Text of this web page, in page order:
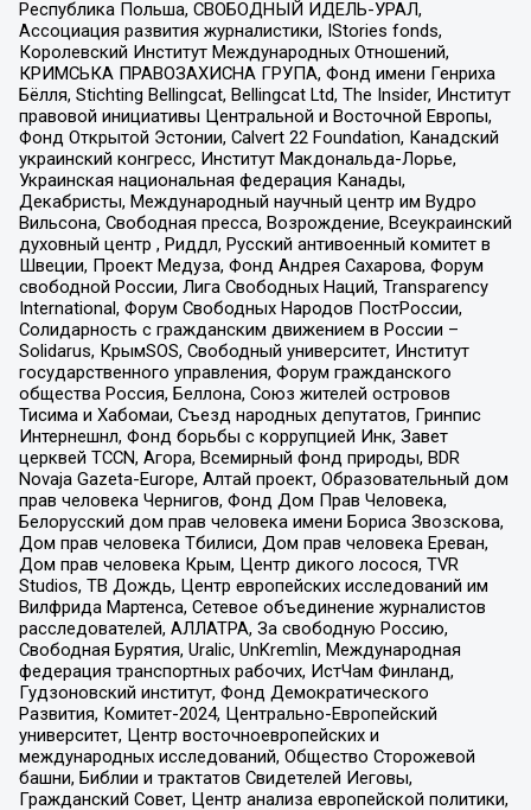
Республика Польша, СВОБОДНЫЙ ИДЕЛЬ-УРАЛ,
Ассоциация развития журналистики, IStories fonds,
Королевский Институт Международных Отношений,
КРИМСЬКА ПРАВОЗАХИСНА ГРУПА, Фонд имени Генриха
Бёлля, Stichting Bellingcat, Bellingcat Ltd, The Insider, Институт
правовой инициативы Центральной и Восточной Европы,
Фонд Открытой Эстонии, Calvert 22 Foundation, Канадский
украинский конгресс, Институт Макдональда-Лорье,
Украинская национальная федерация Канады,
Декабристы, Международный научный центр им Вудро
Вильсона, Свободная пресса, Возрождение, Всеукраинский
духовный центр , Риддл, Русский антивоенный комитет в
Швеции, Проект Медуза, Фонд Андрея Сахарова, Форум
свободной России, Лига Свободных Наций, Transparеncy
International, Форум Свободных Народов ПостРоссии,
Солидарность с гражданским движением в России –
Solidarus, КрымSOS, Свободный университет, Институт
государственного управления, Форум гражданского
общества Россия, Беллона, Союз жителей островов
Тисима и Хабомаи, Съезд народных депутатов, Гринпис
Интернешнл, Фонд борьбы с коррупцией Инк, Завет
церквей TCCN, Агора, Всемирный фонд природы, BDR
Novaja Gazeta-Europe, Алтай проект, Образовательный дом
прав человека Чернигов, Фонд Дом Прав Человека,
Белорусский дом прав человека имени Бориса Звозскова,
Дом прав человека Тбилиси, Дом прав человека Ереван,
Дом прав человека Крым, Центр дикого лосося, TVR
Studios, ТВ Дождь, Центр европейских исследований им
Вилфрида Мартенса, Сетевое объединение журналистов
расследователей, АЛЛАТРА, За свободную Россию,
Свободная Бурятия, Uralic, UnKremlin, Международная
федерация транспортных рабочих, ИстЧам Финланд,
Гудзоновский институт, Фонд Демократического
Развития, Комитет-2024, Центрально-Европейский
университет, Центр восточноевропейских и
международных исследований, Общество Сторожевой
башни, Библии и трактатов Свидетелей Иеговы,
Гражданский Совет, Центр анализа европейской политики,